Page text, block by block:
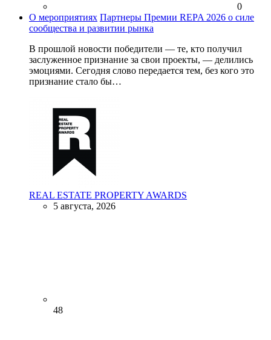
0
О мероприятиях Партнеры Премии REPA 2026 о силе
сообщества и развитии рынка
В прошлой новости победители — те, кто получил
заслуженное признание за свои проекты, — делились
эмоциями. Сегодня слово передается тем, без кого это
признание стало бы…
REAL ESTATE PROPERTY AWARDS
5 августа, 2026
48